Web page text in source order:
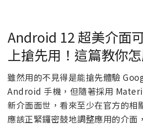
Android 12 超美介面
上搶先用！這篇教你
雖然用的不見得是能搶先體驗
Android 手機，但隨著採用
新介面面世，看來至少在官方的相
應該正緊鑼密鼓地調整應用的介面